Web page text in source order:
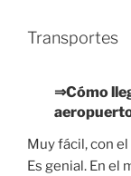
Transportes
⇒Cómo
Muy fácil, con el
Es genial. En el